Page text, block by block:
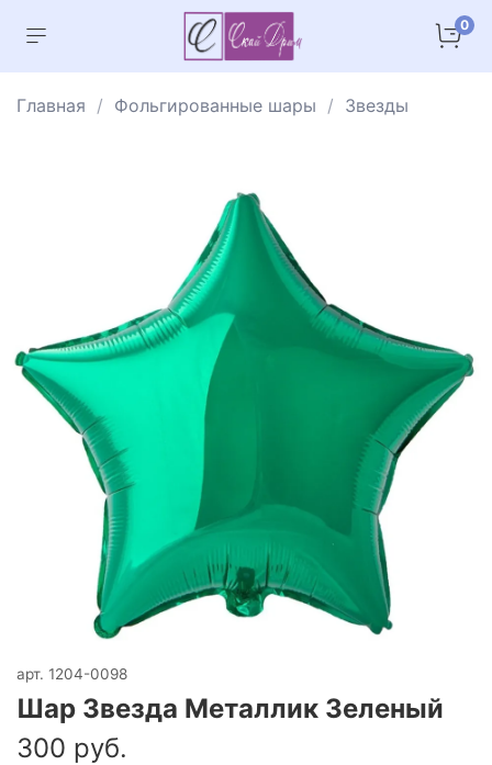
0
Главная Фольгированные шары Звезды
арт. 1204-0098
Шар Звезда Металлик Зеленый
300 руб.